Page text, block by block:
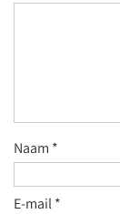
Naam *
E-mail*